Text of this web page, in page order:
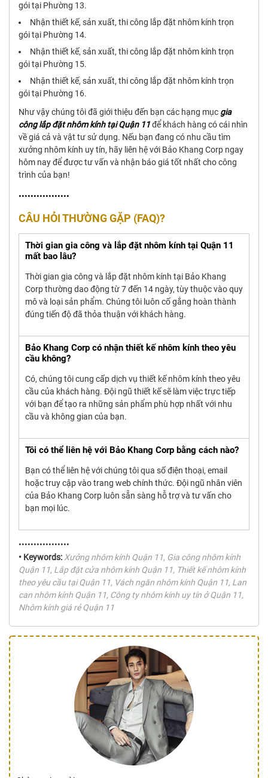
gói tại Phường 13.
Nhận thiết kế, sản xuất, thi công lắp đặt nhôm kính trọn
gói tại Phường 14.
Nhận thiết kế, sản xuất, thi công lắp đặt nhôm kính trọn
gói tại Phường 15.
Nhận thiết kế, sản xuất, thi công lắp đặt nhôm kính trọn
gói tại Phường 16.
Như vậy chúng tôi đã giới thiệu đến bạn các hạng mục gia
công lắp đặt nhôm kính tại Quận 11để khách hàng có cái nhìn
về giá cả và vật tư sử dụng. Nếu bạn đang có nhu cầu tìm
xưởng nhôm kính uy tín, hãy liên hệ với Bảo Khang Corp ngay
hôm nay để được tư vấn và nhận báo giá tốt nhất cho công
trình của bạn!
•••••••••••••••••
CÂU HỎI THƯỜNG GẶP (FAQ)?
Thời gian gia công và lắp đặt nhôm kính tại Quận 11
mất bao lâu?
Thời gian gia công và lắp đặt nhôm kính tại Bảo Khang
Corp thường dao động từ 7 đến 14 ngày, tùy thuộc vào quy
mô và loại sản phẩm. Chúng tôi luôn cố gắng hoàn thành
đúng tiến độ đã thỏa thuận với khách hàng.
Bảo Khang Corp có nhận thiết kế nhôm kính theo yêu
cầu không?
Có, chúng tôi cung cấp dịch vụ thiết kế nhôm kính theo yêu
cầu của khách hàng. Đội ngũ thiết kế sẽ làm việc trực tiếp
với bạn để tạo ra những sản phẩm phù hợp nhất với nhu
cầu và không gian của bạn.
Tôi có thể liên hệ với Bảo Khang Corp bằng cách nào?
Bạn có thể liên hệ với chúng tôi qua số điện thoại, email
hoặc truy cập vào trang web chính thức. Đội ngũ nhân viên
của Bảo Khang Corp luôn sẵn sàng hỗ trợ và tư vấn cho
bạn mọi lúc.
•••••••••••••••••
• Keywords: Xưởng nhôm kính Quận 11, Gia công nhôm kính
Quận 11, Lắp đặt cửa nhôm kính Quận 11, Thiết kế nhôm kính
theo yêu cầu tại Quận 11, Vách ngăn nhôm kính Quận 11, Lan
can nhôm kính Quận 11, Công ty nhôm kính uy tín ở Quận 11,
Nhôm kính giá rẻ Quận 11